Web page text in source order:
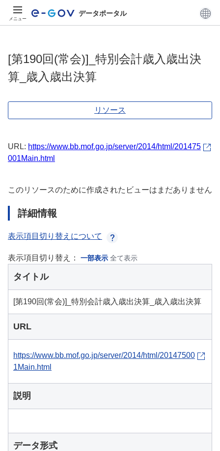
メニュー
データポータル
[第190回(常会)]_特別会計歳入歳出決
算_歳入歳出決算
リソース
URL: https://www.bb.mof.go.jp/server/2014/html/201475
001Main.html
このリソースのために作成されたビューはまだありません
詳細情報
表示項目切り替えについて
表示項目切り替え： 一部表示 全て表示
タイトル
[第190回(常会)]_特別会計歳入歳出決算_歳入歳出決算
URL
https://www.bb.mof.go.jp/server/2014/html/20147500
1Main.html
説明
データ形式